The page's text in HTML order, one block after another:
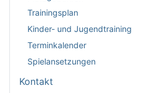
Trainingsplan
Kinder- und Jugendtraining
Terminkalender
Spielansetzungen
Kontakt